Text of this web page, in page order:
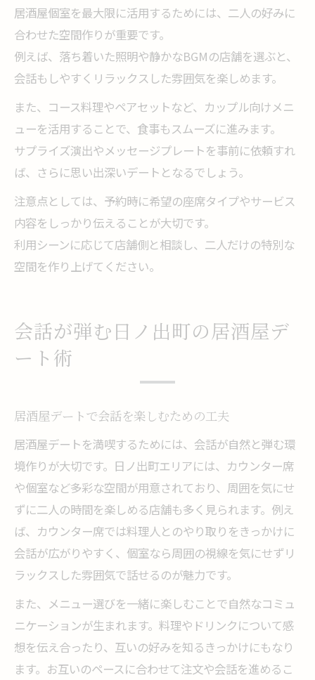
居酒屋個室を最大限に活用するためには、二人の好みに
合わせた空間作りが重要です。
例えば、落ち着いた照明や静かなBGMの店舗を選ぶと、
会話もしやすくリラックスした雰囲気を楽しめます。
また、コース料理やペアセットなど、カップル向けメニ
ューを活用することで、食事もスムーズに進みます。
サプライズ演出やメッセージプレートを事前に依頼すれ
ば、さらに思い出深いデートとなるでしょう。
注意点としては、予約時に希望の座席タイプやサービス
内容をしっかり伝えることが大切です。
利用シーンに応じて店舗側と相談し、二人だけの特別な
空間を作り上げてください。
会話が弾む日ノ出町の居酒屋デ
ート術
居酒屋デートで会話を楽しむための工夫
居酒屋デートを満喫するためには、会話が自然と弾む環
境作りが大切です。日ノ出町エリアには、カウンター席
や個室など多彩な空間が用意されており、周囲を気にせ
ずに二人の時間を楽しめる店舗も多く見られます。例え
ば、カウンター席では料理人とのやり取りをきっかけに
会話が広がりやすく、個室なら周囲の視線を気にせずリ
ラックスした雰囲気で話せるのが魅力です。
また、メニュー選びを一緒に楽しむことで自然なコミュ
ニケーションが生まれます。料理やドリンクについて感
想を伝え合ったり、互いの好みを知るきっかけにもなり
ます。お互いのペースに合わせて注文や会話を進めるこ